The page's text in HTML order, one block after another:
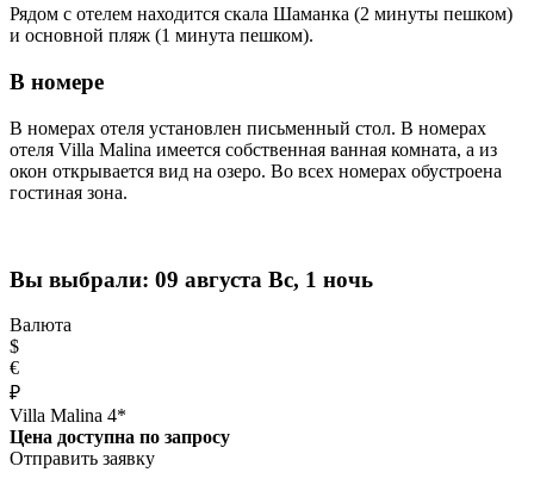
Рядом с отелем находится скала Шаманка (2 минуты пешком)
и основной пляж (1 минута пешком).
В номере
В номерах отеля установлен письменный стол. В номерах
отеля Villa Malina имеется собственная ванная комната, а из
окон открывается вид на озеро. Во всех номерах обустроена
гостиная зона.
Вы выбрали: 09 августа Вс, 1 ночь
Валюта
$
€
₽
Villa Malina 4*
Цена доступна по запросу
Отправить заявку